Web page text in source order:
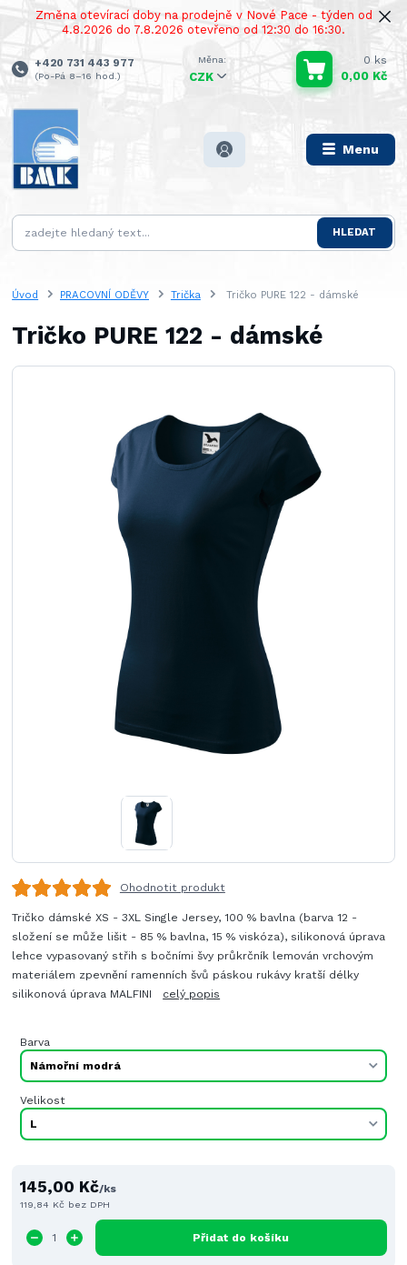
Změna otevírací doby na prodejně v Nové Pace - týden od
4.8.2026 do 7.8.2026 otevřeno od 12:30 do 16:30.
Menu
CZK
HLEDAT
+420 731 443 977
(Po-Pá 8–16 hod.)
0 ks
0,00 Kč
Úvod PRACOVNÍ ODĚVY Trička Tričko PURE 122 - dámské
Tričko PURE 122 - dámské
Ohodnotit produkt
Tričko dámské XS - 3XL Single Jersey, 100 % bavlna (barva 12 -
složení se může lišit - 85 % bavlna, 15 % viskóza), silikonová úprava
lehce vypasovaný střih s bočními švy průkrčník lemován vrchovým
materiálem zpevnění ramenních švů páskou rukávy kratší délky
silikonová úprava MALFINI celý popis
Barva
Velikost
145,00 Kč/ks
119,84 Kč bez DPH
Přidat do košíku